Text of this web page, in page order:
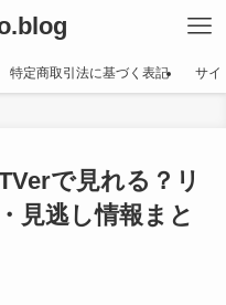
特定商取引法に基づく表記 サイ
で見れる？リ
見逃し情報まと